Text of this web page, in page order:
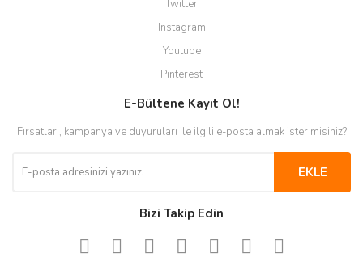
Twitter
Instagram
Youtube
Pinterest
E-Bültene Kayıt Ol!
Fırsatları, kampanya ve duyuruları ile ilgili e-posta almak ister misiniz?
EKLE
Bizi Takip Edin